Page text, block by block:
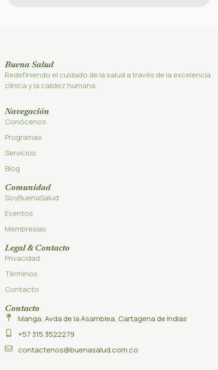
Buena Salud
Redefiniendo el cuidado de la salud a través de la excelencia
clínica y la calidez humana.
Navegación
Conócenos
Programas
Servicios
Blog
Comunidad
SoyBuenaSalud
Eventos
Membresías
Legal & Contacto
Privacidad
Términos
Contacto
Contacto
Manga, Avda de la Asamblea, Cartagena de Indias
+57 315 3522279
contactenos@buenasalud.com.co